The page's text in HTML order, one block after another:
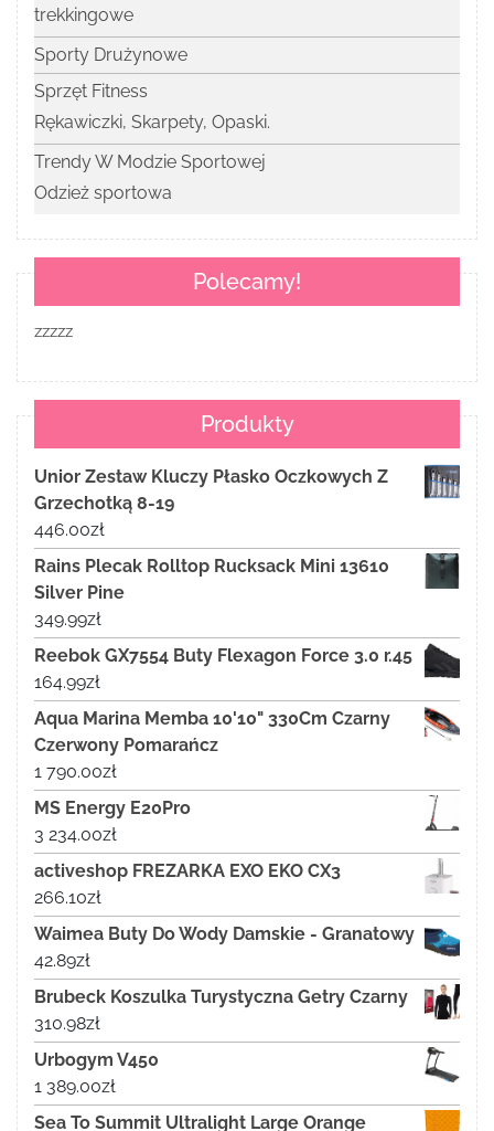
trekkingowe
Sporty Drużynowe
Sprzęt Fitness
Rękawiczki, Skarpety, Opaski.
Trendy W Modzie Sportowej
Odzież sportowa
Polecamy!
zzzzz
Produkty
Unior Zestaw Kluczy Płasko Oczkowych Z
Grzechotką 8-19
446.00zł
Rains Plecak Rolltop Rucksack Mini 13610
Silver Pine
349.99zł
Reebok GX7554 Buty Flexagon Force 3.0 r.45
164.99zł
Aqua Marina Memba 10'10" 330Cm Czarny
Czerwony Pomarańcz
1 790.00zł
MS Energy E20Pro
3 234.00zł
activeshop FREZARKA EXO EKO CX3
266.10zł
Waimea Buty Do Wody Damskie - Granatowy
42.89zł
Brubeck Koszulka Turystyczna Getry Czarny
310.98zł
Urbogym V450
1 389.00zł
Sea To Summit Ultralight Large Orange